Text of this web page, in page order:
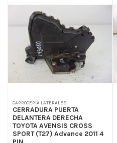
CARROCERIA LATERALES
CERRADURA PUERTA
DELANTERA DERECHA
TOYOTA AVENSIS CROSS
SPORT (T27) Advance 2011 4